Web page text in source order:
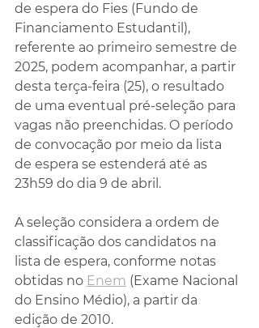
de espera do Fies (Fundo de
Financiamento Estudantil),
referente ao primeiro semestre de
2025, podem acompanhar, a partir
desta terça-feira (25), o resultado
de uma eventual pré-seleção para
vagas não preenchidas. O período
de convocação por meio da lista
de espera se estenderá até as
23h59 do dia 9 de abril.
A seleção considera a ordem de
classificação dos candidatos na
lista de espera, conforme notas
obtidas no Enem (Exame Nacional
do Ensino Médio), a partir da
edição de 2010.